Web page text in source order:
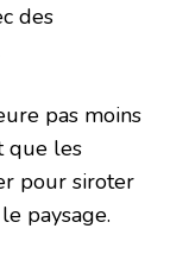
des
pas moins
que les
pour siroter
paysage.